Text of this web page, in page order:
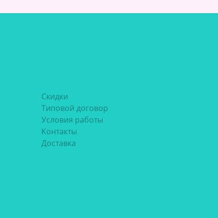
Скидки
Типовой договор
Условия работы
Контакты
Доставка